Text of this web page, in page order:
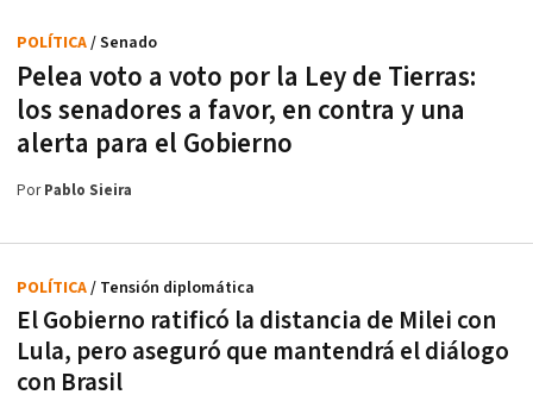
Pelea voto a voto por la Ley de Tierras:
los senadores a favor, en contra y una
alerta para el Gobierno
POLÍTICA/ Senado
PorPablo Sieira
El Gobierno ratificó la distancia de Milei con
Lula, pero aseguró que mantendrá el diálogo
con Brasil
POLÍTICA/ Tensión diplomática